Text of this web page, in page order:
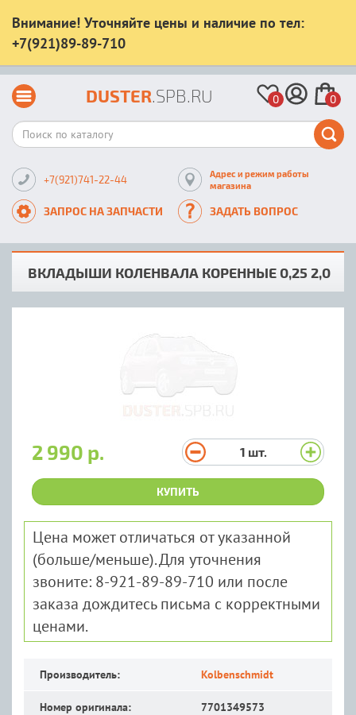
Внимание! Уточняйте цены и наличие по тел:
+7(921)89-89-710
DUSTER.SPB.RU 0 0
+7(921)741-22-44
Адрес и режим работы
магазина
ЗАПРОС НА ЗАПЧАСТИ ЗАДАТЬ ВОПРОС
ВКЛАДЫШИ КОЛЕНВАЛА КОРЕННЫЕ 0,25 2,0
2 990 р. 1 шт.
КУПИТЬ
Цена может отличаться от указанной
(больше/меньше). Для уточнения
звоните: 8-921-89-89-710 или после
заказа дождитесь письма с корректными
ценами.
Производитель: Kolbenschmidt
Номер оригинала: 7701349573